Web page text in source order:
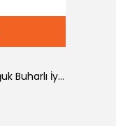
Dlc Uzaktan Kumandalı Soğuk Buharlı İyonizerli Vantilatör